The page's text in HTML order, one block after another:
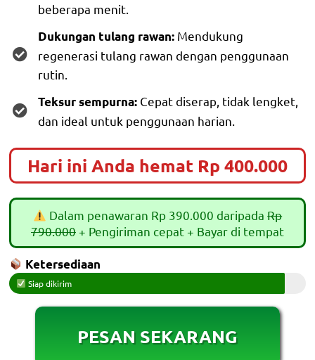
beberapa menit.
Dukungan tulang rawan: Mendukung
regenerasi tulang rawan dengan penggunaan
rutin.
Teksur sempurna: Cepat diserap, tidak lengket,
dan ideal untuk penggunaan harian.
Hari ini Anda hemat Rp 400.000
Dalam penawaran Rp 390.000 daripadaRp
790.000 + Pengiriman cepat + Bayar di tempat
Ketersediaan
Siap dikirim
PESAN SEKARANG